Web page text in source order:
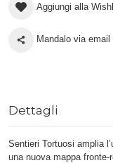
Aggiungi alla
Mandalo via
Dettagli
Sentieri Tortuosi amplia
una nuova mappa